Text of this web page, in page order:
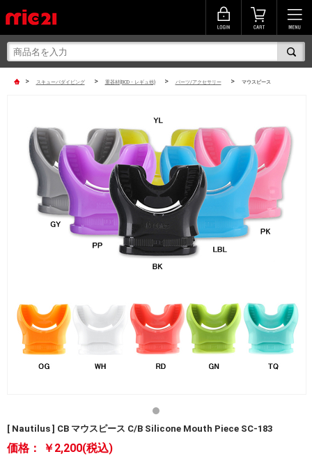
> スキューバダイビング > 重器材(BCD・レギュ他) > パーツ/アクセサリー > マウスピース
[ Nautilus ] CB マウスピース C/B Silicone Mouth Piece SC-183
価格： ￥2,200(税込)